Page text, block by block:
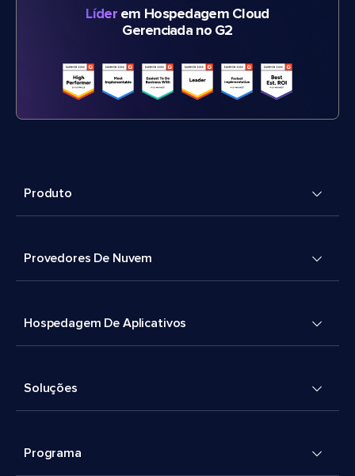
Líderem Hospedagem Cloud
Gerenciada no G2
Produto
Provedores De Nuvem
Hospedagem De Aplicativos
Soluções
Programa